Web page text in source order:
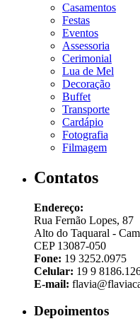
Casamentos
Festas
Eventos
Assessoria
Cerimonial
Lua de Mel
Decoração
Buffet
Transporte
Cardápio
Fotografia
Filmagem
Contatos
Endereço:
Rua Fernão Lopes, 87
Alto do Taquaral -
CEP 13087-050
Fone: 19 3252.0975
Celular: 19 9
E-mail:
Depoimentos